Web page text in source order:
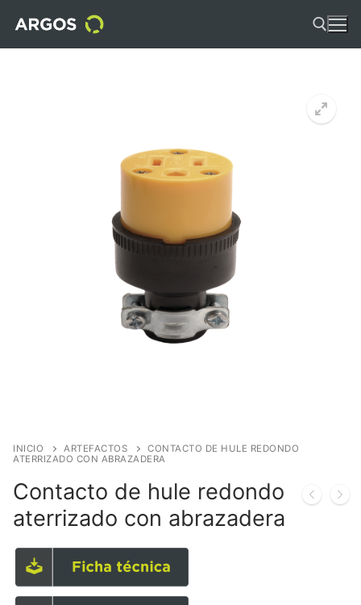
INICIO ARTEFACTOS
CONTACTO DE HULE REDONDO
ATERRIZADO CON ABRAZADERA
Contacto de hule redondo
aterrizado con abrazadera